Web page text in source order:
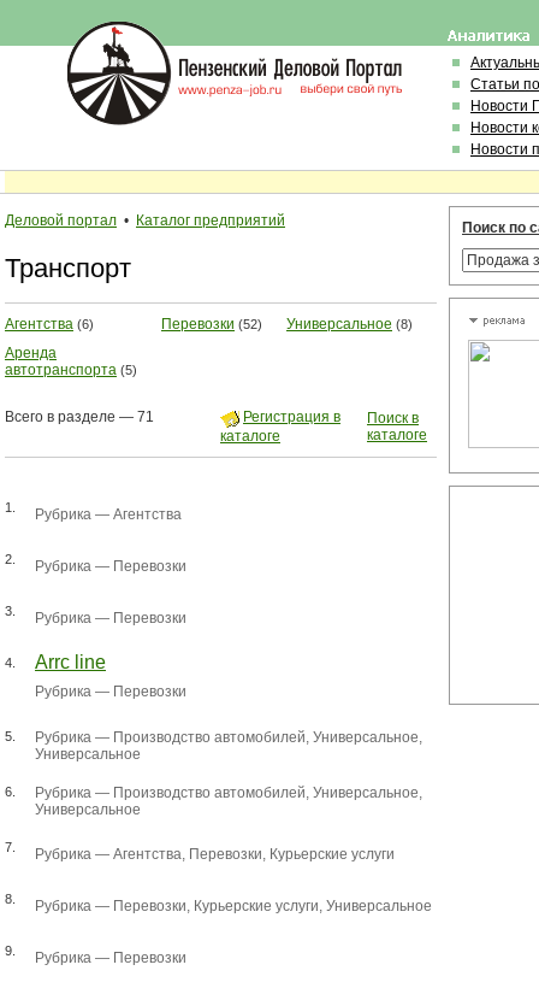
Статьи
Новости
Новости
Новости
Деловой портал • Каталог предприятий
Транспорт
Агентства (6) Перевозки (52) Универсальное (8)
Аренда
автотранспорта (5)
Всего в разделе — 71
Регистрация в
каталоге
Поиск в
каталоге
1. Рубрика — Агентства
2. Рубрика — Перевозки
3. Рубрика — Перевозки
4. Arrc line
Рубрика — Перевозки
5. Рубрика — Производство автомобилей, Универсальное,
Универсальное
6. Рубрика — Производство автомобилей, Универсальное,
Универсальное
7. Рубрика — Агентства, Перевозки, Курьерские услуги
8. Рубрика — Перевозки, Курьерские услуги, Универсальное
9. Рубрика — Перевозки
Поиск по